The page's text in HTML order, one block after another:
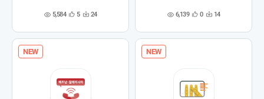
조 5,584 관
록
5 다 24
조 6,139 관
록
0 다 14
NEW NEW